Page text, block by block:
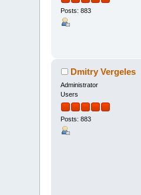
Posts: 883
Dmitry Vergeles
Administrator
Users
Posts: 883